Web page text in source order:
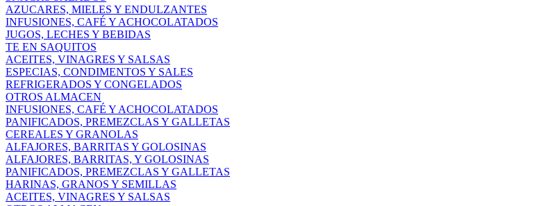
AZUCARES, MIELES Y ENDULZANTES
INFUSIONES, CAFÉ Y ACHOCOLATADOS
JUGOS, LECHES Y BEBIDAS
TE EN SAQUITOS
ACEITES, VINAGRES Y SALSAS
ESPECIAS, CONDIMENTOS Y SALES
REFRIGERADOS Y CONGELADOS
OTROS ALMACEN
INFUSIONES, CAFÉ Y ACHOCOLATADOS
PANIFICADOS, PREMEZCLAS Y GALLETAS
CEREALES Y GRANOLAS
ALFAJORES, BARRITAS Y GOLOSINAS
ALFAJORES, BARRITAS, Y GOLOSINAS
PANIFICADOS, PREMEZCLAS Y GALLETAS
HARINAS, GRANOS Y SEMILLAS
ACEITES, VINAGRES Y SALSAS